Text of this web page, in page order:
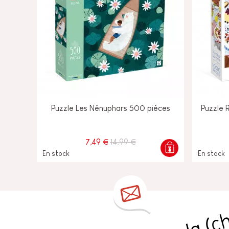
Puzzle Les Nénuphars 500 pièces
7,49 € 14,99 €
En stock
Puzzle
En stock